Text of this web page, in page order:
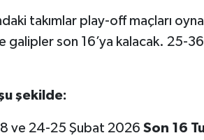
takımlar play-off maçları
galipler son 16’ya kalacak. 25-
şekilde:
ve 24-25 Şubat 2026 Son 16